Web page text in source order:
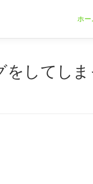
ホー
をしてし